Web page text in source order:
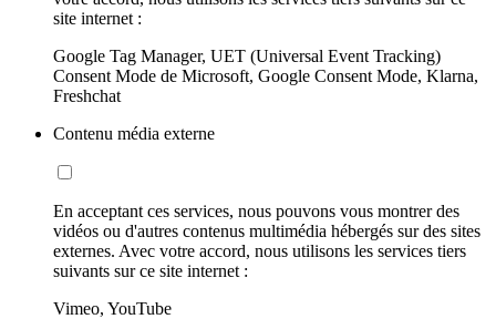
site internet :
Google Tag Manager, UET (Universal Event Tracking)
Consent Mode de Microsoft, Google Consent Mode, Klarna,
Freshchat
Contenu média externe
En acceptant ces services, nous pouvons vous montrer des
vidéos ou d'autres contenus multimédia hébergés sur des sites
externes. Avec votre accord, nous utilisons les services tiers
suivants sur ce site internet :
Vimeo, YouTube